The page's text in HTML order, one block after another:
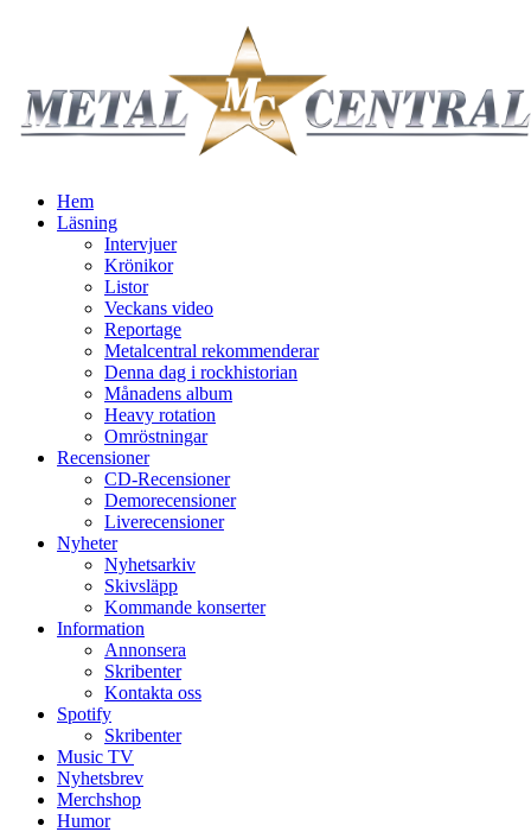
Hem
Läsning
Intervjuer
Krönikor
Listor
Veckans video
Reportage
Metalcentral rekommenderar
Denna dag i rockhistorian
Månadens album
Heavy rotation
Omröstningar
Recensioner
CD-Recensioner
Demorecensioner
Liverecensioner
Nyheter
Nyhetsarkiv
Skivsläpp
Kommande konserter
Information
Annonsera
Skribenter
Kontakta oss
Spotify
Skribenter
Music TV
Nyhetsbrev
Merchshop
Humor